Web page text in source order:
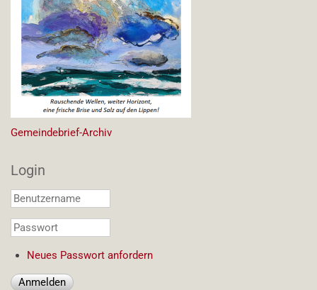
Gemeindebrief-Archiv
Login
Benutzername
Passwort
Neues Passwort anfordern